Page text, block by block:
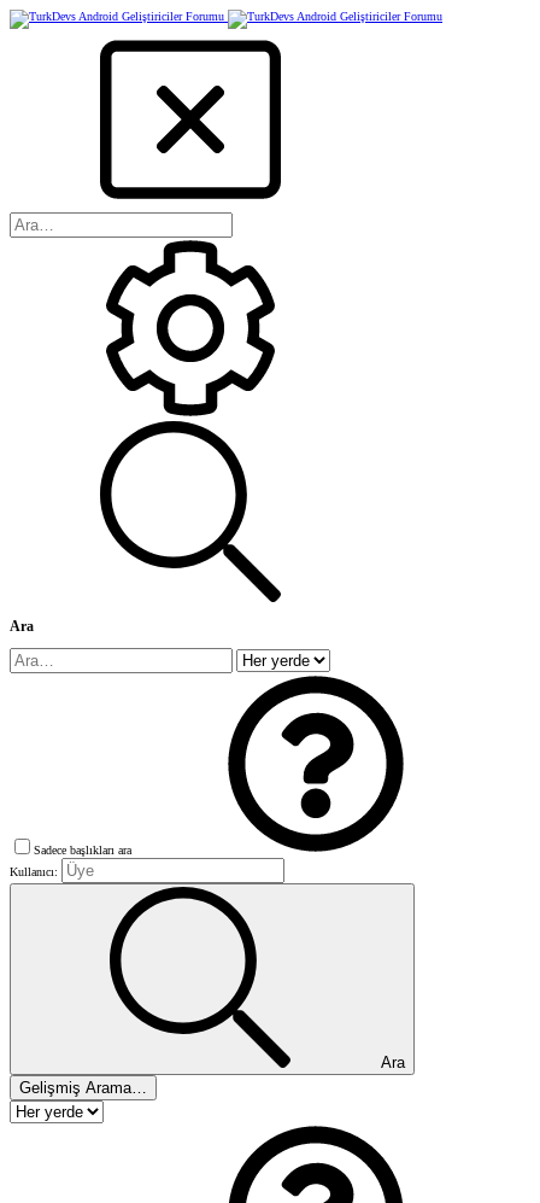
Ara
Sadece başlıkları ara
Kullanıcı:
Ara
Gelişmiş Arama…